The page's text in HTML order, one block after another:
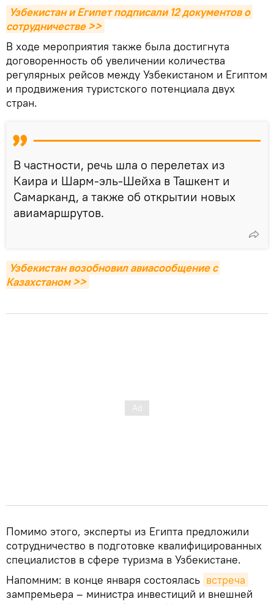
Узбекистан и Египет подписали 12 документов о
сотрудничестве >>
В ходе мероприятия также была достигнута
договоренность об увеличении количества
регулярных рейсов между Узбекистаном и Египтом
и продвижения туристского потенциала двух
стран.
В частности, речь шла о перелетах из
Каира и Шарм-эль-Шейха в Ташкент и
Самарканд, а также об открытии новых
авиамаршрутов.
Узбекистан возобновил авиасообщение с
Казахстаном >>
Помимо этого, эксперты из Египта предложили
сотрудничество в подготовке квалифицированных
специалистов в сфере туризма в Узбекистане.
Напомним: в конце января состоялась встреча
зампремьера – министра инвестиций и внешней